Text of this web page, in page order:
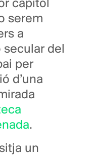
capítol
serem
a
secular del
per
d’una
.
un